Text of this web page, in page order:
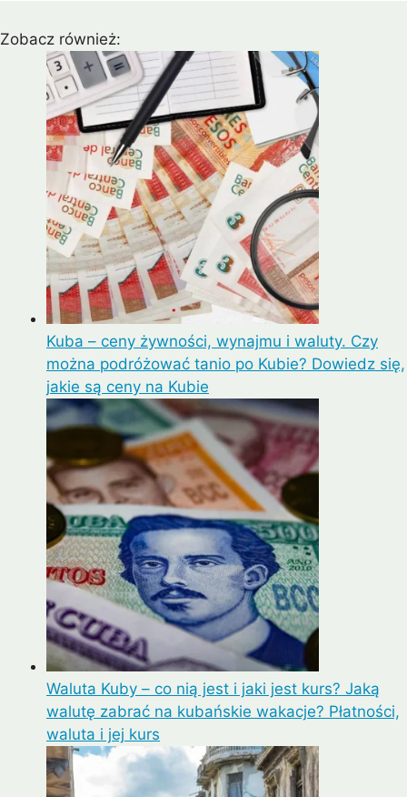
Zobacz również:
Kuba – ceny żywności, wynajmu i waluty. Czy
można podróżować tanio po Kubie? Dowiedz się,
jakie są ceny na Kubie
Waluta Kuby – co nią jest i jaki jest kurs? Jaką
walutę zabrać na kubańskie wakacje? Płatności,
waluta i jej kurs